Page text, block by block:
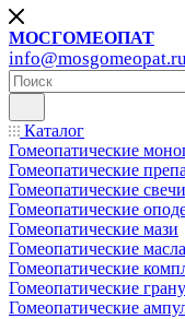
МОСГОМЕОПАТ
info@mosgomeopat.ru
Каталог
Гомеопатические
Гомеопатические
Гомеопатические свечи
Гомеопатические
Гомеопатические мази
Гомеопатические масла
Гомеопатические
Гомеопатические
Гомеопатические